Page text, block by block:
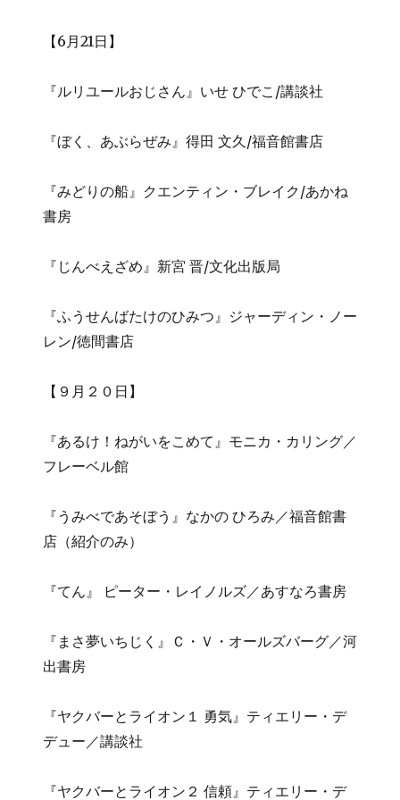
【6月21日】
『ルリユールおじさん』いせ ひでこ/講談社
『ぼく、あぶらぜみ』得田 文久/福音館書店
『みどりの船』クエンティン・ブレイク/あかね
書房
『じんべえざめ』新宮 晋/文化出版局
『ふうせんばたけのひみつ』ジャーディン・ノー
レン/徳間書店
【９月２０日】
『あるけ！ねがいをこめて』モニカ・カリング／
フレーベル館
『うみべであそぼう』なかの ひろみ／福音館書
店（紹介のみ）
『てん』 ピーター・レイノルズ／あすなろ書房
『まさ夢いちじく』Ｃ・Ｖ・オールズバーグ／河
出書房
『ヤクバーとライオン１ 勇気』ティエリー・デ
デュー／講談社
『ヤクバーとライオン２ 信頼』ティエリー・デ